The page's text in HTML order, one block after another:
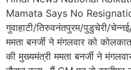
Mamata Says No
गुवाहाटी/तिरुवनंतपुरम/पुडुचेरी/
ममता बनर्जी ने मंगलवार को
की मुख्यमंत्री ममता बनर्जी ने